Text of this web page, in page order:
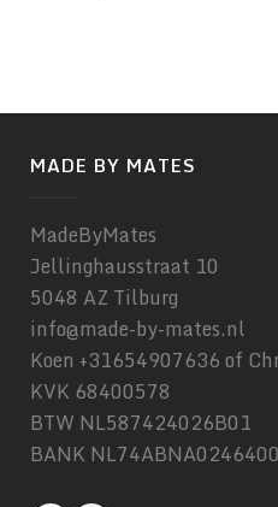
MADE BY MATES
MadeByMates
Jellinghausstraat 10
5048 AZ Tilburg
info@made-by-mates.nl
Koen +31654907636 of
KVK 68400578
BTW NL587424026B01
BANK